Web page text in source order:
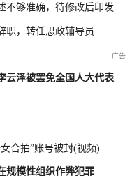
不够准确，待修改后印发
职，转任思政辅导员
云泽被罢免全国人大代表
合拍”账号被封(视频)
规模性组织作弊犯罪